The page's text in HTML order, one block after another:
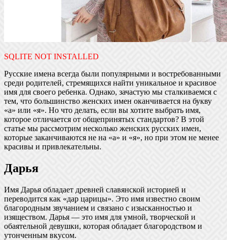
SQLITE NOT INSTALLED
Русские имена всегда были популярными и востребованными
среди родителей, стремящихся найти уникальное и красивое
имя для своего ребенка. Однако, зачастую мы сталкиваемся с
тем, что большинство женских имен оканчивается на букву
«а» или «я». Но что делать, если вы хотите выбрать имя,
которое отличается от общепринятых стандартов? В этой
статье мы рассмотрим несколько женских русских имен,
которые заканчиваются не на «а» и «я», но при этом не менее
красивы и привлекательны.
Дарья
Имя Дарья обладает древней славянской историей и
переводится как «дар царицы». Это имя известно своим
благородным звучанием и связано с изысканностью и
изяществом. Дарья — это имя для умной, творческой и
обаятельной девушки, которая обладает благородством и
утонченным вкусом.